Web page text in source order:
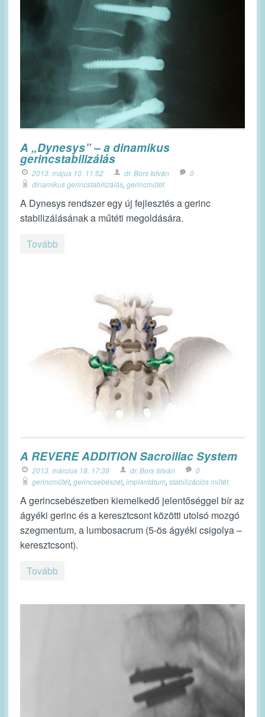
A „Dynesys” – a dinamikus
gerincstabilizálás
2013. május 10. 11:52 dr. Bors István
0
dinamikus gerincstabilizálás, gerincműtét
A Dynesys rendszer egy új fejlesztés a gerinc
stabilizálásának a műtéti megoldására.
Tovább
A REVERE ADDITION Sacroiliac System
2013. március 18. 17:39 dr. Bors István
0
gerincműtét, gerincsebészet, implantátum, stabilizációs műtét
A gerincsebészetben kiemelkedő jelentőséggel bír az
ágyéki gerinc és a keresztcsont közötti utolsó mozgó
szegmentum, a lumbosacrum (5-ös ágyéki csigolya –
keresztcsont).
Tovább